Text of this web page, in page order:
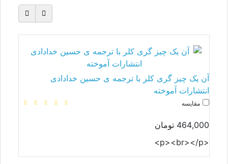
آن یک چیز گری کلر با ترجمه ی حسین خدادادی
انتشارات آموخته
مقایسه
464,000 تومان